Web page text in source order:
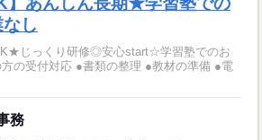
し
じっくり研修◎安心start☆学習塾でのお
の受付対応 ●書類の整理 ●教材の準備 ●電
務